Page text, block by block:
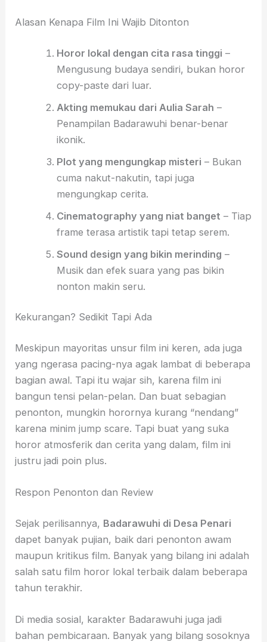
Alasan Kenapa Film Ini Wajib Ditonton
Horor lokal dengan cita rasa tinggi –
Mengusung budaya sendiri, bukan horor
copy-paste dari luar.
Akting memukau dari Aulia Sarah –
Penampilan Badarawuhi benar-benar
ikonik.
Plot yang mengungkap misteri – Bukan
cuma nakut-nakutin, tapi juga
mengungkap cerita.
Cinematography yang niat banget – Tiap
frame terasa artistik tapi tetap serem.
Sound design yang bikin merinding –
Musik dan efek suara yang pas bikin
nonton makin seru.
Kekurangan? Sedikit Tapi Ada
Meskipun mayoritas unsur film ini keren, ada juga
yang ngerasa pacing-nya agak lambat di beberapa
bagian awal. Tapi itu wajar sih, karena film ini
bangun tensi pelan-pelan. Dan buat sebagian
penonton, mungkin horornya kurang “nendang”
karena minim jump scare. Tapi buat yang suka
horor atmosferik dan cerita yang dalam, film ini
justru jadi poin plus.
Respon Penonton dan Review
Sejak perilisannya, Badarawuhi di Desa Penari
dapet banyak pujian, baik dari penonton awam
maupun kritikus film. Banyak yang bilang ini adalah
salah satu film horor lokal terbaik dalam beberapa
tahun terakhir.
Di media sosial, karakter Badarawuhi juga jadi
bahan pembicaraan. Banyak yang bilang sosoknya